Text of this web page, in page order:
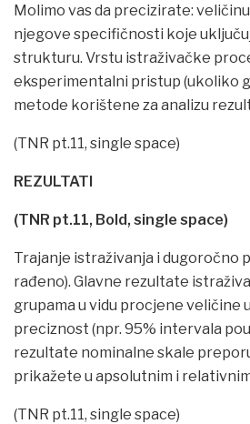
Molimo vas da precizirate:
njegove specifičnosti koje
strukturu. Vrstu istraživačke
eksperimentalni pristup (ukoliko
metode korištene za analizu
(TNR pt.11, single space)
REZULTATI
(TNR pt.11, Bold, single space)
Trajanje istraživanja i dugoročno
rađeno). Glavne rezultate
grupama u vidu procjene veličine
preciznost (npr. 95% intervala
rezultate nominalne skale
prikažete u apsolutnim i
(TNR pt.11, single space)